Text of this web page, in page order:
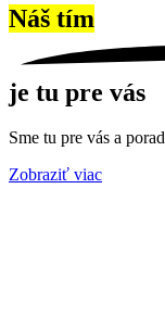
Náš tím
je tu pre vás
Sme tu pre vás a
Zobraziť viac